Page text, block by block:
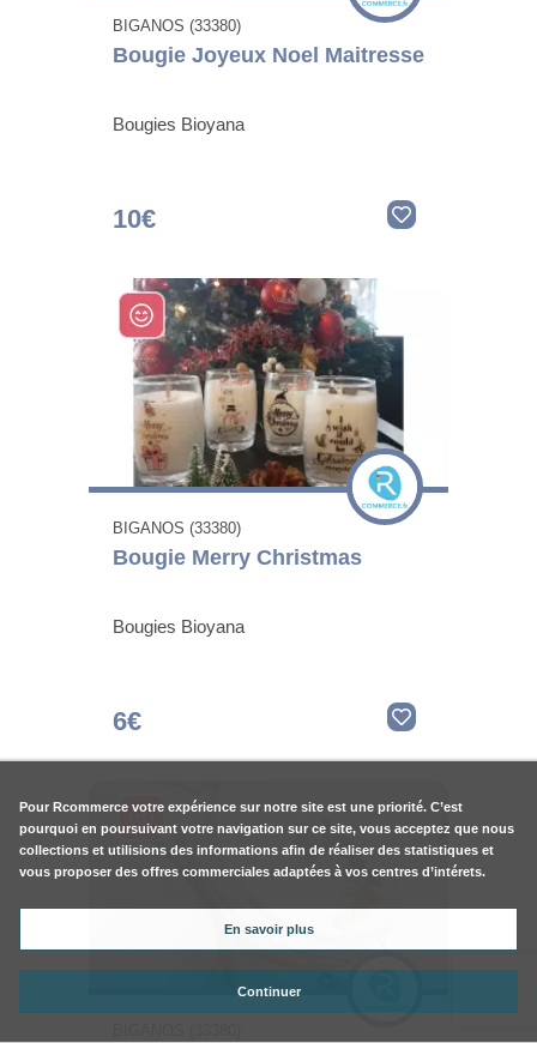
BIGANOS (33380)
Bougie Joyeux Noel Maitresse
Bougies Bioyana
10€
BIGANOS (33380)
Bougie Merry Christmas
Bougies Bioyana
6€
Pour Rcommerce votre expérience sur notre site est une priorité. C’est
pourquoi en poursuivant votre navigation sur ce site, vous acceptez que nous
collections et utilisions des informations afin de réaliser des statistiques et
vous proposer des offres commerciales adaptées à vos centres d’intérets.
En savoir plus
Continuer